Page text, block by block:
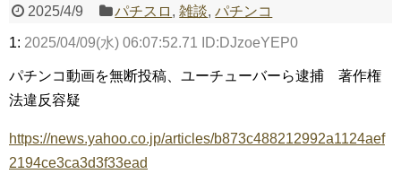
Powered by livedoor 相互RSS
2025/4/9 パチスロ ,雑談,パチンコ
1: 2025/04/09(水) 06:07:52.71 ID:DJzoeYEP0
パチンコ動画を無断投稿、ユーチューバーら逮捕 著作権
法違反容疑
https://news.yahoo.co.jp/articles/b873c488212992a1124aef
2194ce3ca3d3f33ead